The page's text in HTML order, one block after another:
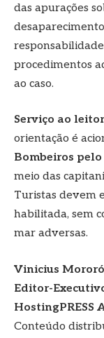
das apurações
procedimentos
ao caso.
Serviço ao
orientação é
Bombeiros pelo
meio das
Turistas devem
habilitada, sem
mar adversas.
Vinicius
Editor-
HostingPRESS
Conteúdo